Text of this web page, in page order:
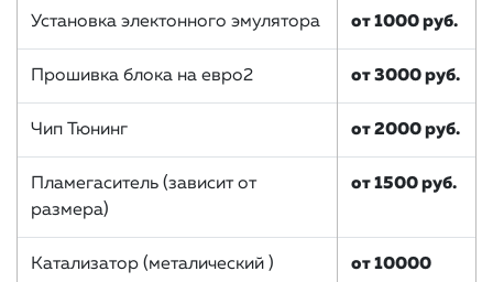
Установка электонного эмулятора от 1000 руб.
Прошивка блока на евро2 от 3000 руб.
Чип Тюнинг от 2000 руб.
Пламегаситель (зависит от
размера)
от 1500 руб.
Катализатор (металический )
от 10000